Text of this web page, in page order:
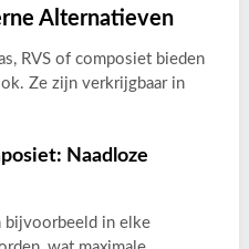
Alternatieven
RVS of composiet bieden
Ze zijn verkrijgbaar in
Naadloze
bijvoorbeeld in elke